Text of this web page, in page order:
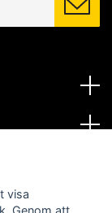
visa
Genom att